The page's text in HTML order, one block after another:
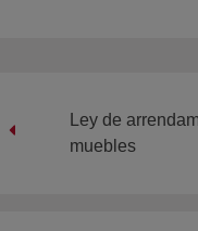
Ley de
muebles